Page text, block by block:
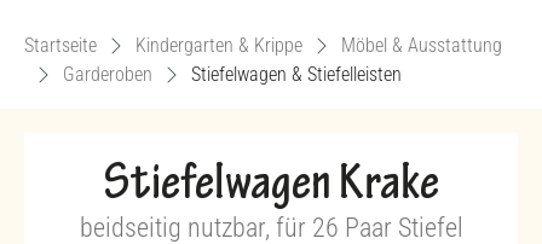
Startseite Kindergarten & Krippe
Möbel & Ausstattung
Garderoben
Stiefelwagen & Stiefelleisten
Stiefelwagen Krake
beidseitig nutzbar, für 26 Paar Stiefel